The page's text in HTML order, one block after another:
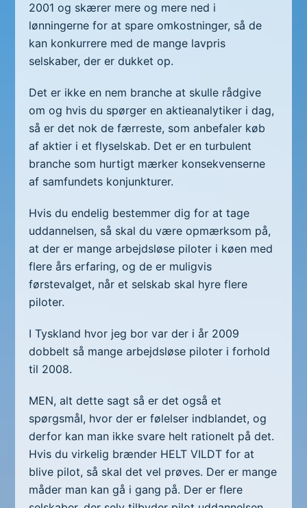
2001 og skærer mere og mere ned i
lønningerne for at spare omkostninger, så de
kan konkurrere med de mange lavpris
selskaber, der er dukket op.
Det er ikke en nem branche at skulle rådgive
om og hvis du spørger en aktieanalytiker i dag,
så er det nok de færreste, som anbefaler køb
af aktier i et flyselskab. Det er en turbulent
branche som hurtigt mærker konsekvenserne
af samfundets konjunkturer.
Hvis du endelig bestemmer dig for at tage
uddannelsen, så skal du være opmærksom på,
at der er mange arbejdsløse piloter i køen med
flere års erfaring, og de er muligvis
førstevalget, når et selskab skal hyre flere
piloter.
I Tyskland hvor jeg bor var der i år 2009
dobbelt så mange arbejdsløse piloter i forhold
til 2008.
MEN, alt dette sagt så er det også et
spørgsmål, hvor der er følelser indblandet, og
derfor kan man ikke svare helt rationelt på det.
Hvis du virkelig brænder HELT VILDT for at
blive pilot, så skal det vel prøves. Der er mange
måder man kan gå i gang på. Der er flere